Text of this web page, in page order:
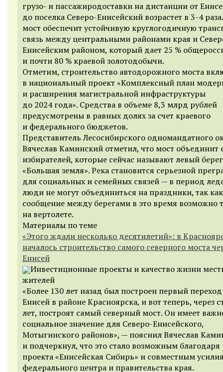
грузо- и пассажиродоставки на дистанции от
до поселка Северо-Енисейский возрастет в 3-4
мост обеспечит устойчивую круглогодичную
связь между центральными районами края и
Енисейским районом, который дает 25 %
и почти 80 % краевой золотодобычи.
Отметим, строительство автодорожного моста
в национальный проект «Комплексный план
и расширения магистральной инфраструктуры
до 2024 года». Средства в объеме 8,3 млрд рублей
предусмотрены в равных долях за счет краевого
и федерального бюджетов.
Представитель Лесосибирского одномандатного
Вячеслав Каминский отметил, что мост объединит
избирателей, которые сейчас называют левый
«Большая земля». Река становится серьезной
для социальных и семейных связей — в период
люди не могут объединиться на праздники, так как
сообщение между берегами в это время возможно
на вертолете.
Материалы по теме
«Этого ждали несколько десятилетий»: в
началось строительство самого северного моста
Енисей
Инвестиционные проекты и качество жизни
жителей
«Более 130 лет назад был построен первый переход
Енисей в районе Красноярска, и вот теперь, через
лет, построят самый северный мост. Он имеет
социальное значение для Северо-Енисейского,
Мотыгинского районов», — пояснил Вячеслав
и подчеркнул, что это стало возможным
проекта «Енисейская Сибирь» и совместным
федерального центра и правительства края.